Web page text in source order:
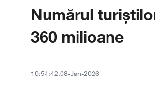
Numărul
360 milioane
10:54:42,08-Jan-2026